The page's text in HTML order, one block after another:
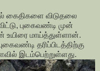
கைதிகளை விடுதலை
புகைவண்டி முன்
உயிரை மாய்த்துள்ளான்.
தரிப்பிடத்திற்கு
இடம்பெற்றுள்ளது.